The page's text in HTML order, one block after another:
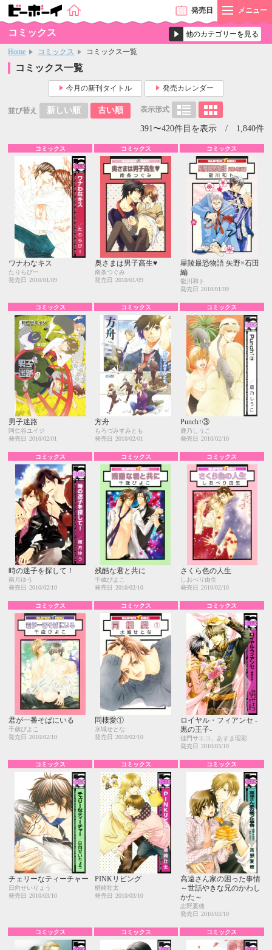
発売日 メニュー
コミックス
Home コミックス コミックス一覧
コミックス一覧
今月の新刊タイトル 発売カレンダー
並び替え 新しい順 古い順 表示形式
391〜420件目を表示 / 1,840件
コミックス
ワナわなキス
たりらびー
発売日
2010/01/09
コミックス
奥さまは男子高生♥
南条つぐみ
発売日
2010/01/09
コミックス
星陵最恐物語 矢野×石田
編
龍川和ト
発売日
2010/01/09
コミックス
男子迷路
阿仁谷ユイジ
発売日
2010/02/01
コミックス
方舟
もろづみすみとも
発売日
2010/02/01
コミックス
Punch↑③
鹿乃しうこ
発売日
2010/02/10
コミックス
時の迷子を探して！
南月ゆう
発売日 2010/02/10
コミックス
残酷な君と共に
千歳ぴよこ
発売日 2010/02/10
コミックス
さくら色の人生
しおべり由生
発売日 2010/02/10
コミックス
君が一番そばにいる
千歳ぴよこ
発売日
2010/02/10
コミックス
同棲愛①
水城せとな
発売日
2010/02/10
コミックス
ロイヤル・フィアンセ -
黒の王子-
佳門サエコ、あすま理彩
発売日
2010/03/10
コミックス
チェリーなティーチャー
日向せいりょう
発売日
2010/03/10
コミックス
PINKリビング
楢崎壮太
発売日
2010/03/10
コミックス
高遠さん家の困った事情
～世話やきな兄のかわし
かた～
志野夏穂
発売日
2010/03/10
コミックス コミックス コミックス